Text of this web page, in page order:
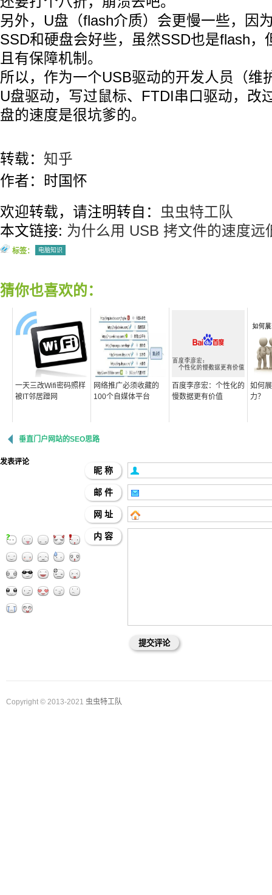
另外，U盘（flash介质）会更慢一些，因
SSD和硬盘会好些，虽然SSD也是flash，
且有保障机制。
所以，作为一个USB驱动的开发人员（维
U盘驱动，写过鼠标、FTDI串口驱动，改
盘的速度是很坑爹的。
转载： 知乎
作者：时国怀
欢迎转载，请注明转自：
虫虫特工队
本文链接: 为什么用 USB 拷文件的速度远
标签： 电脑知识
猜你也喜欢的：
一天三改Wifi密码照样
被IT邻居蹭网
网络推广必须收藏的
100个自媒体平台
百度李彦宏：个性化的
慢数据更有价值
如何
力？
垂直门户网站的SEO思路
发表评论
昵 称
邮 件
网 址
内 容
Copyright © 2013-2021 虫虫特工队